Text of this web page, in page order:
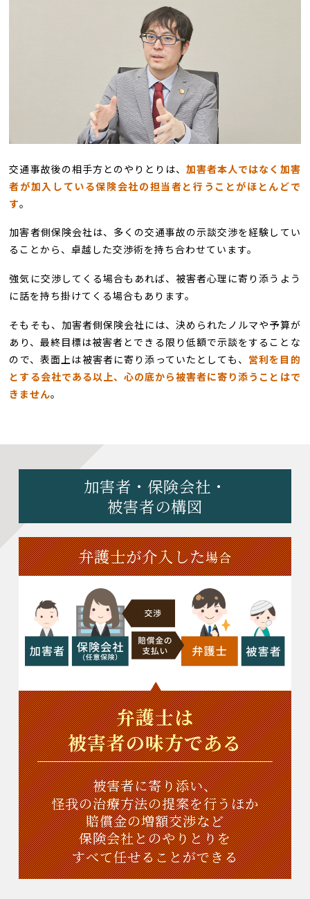
交通事故後の相手方とのやりとりは、加害者本人ではなく加害
者が加入している保険会社の担当者と行うことがほとんどで
す。
加害者側保険会社は、多くの交通事故の示談交渉を経験してい
ることから、卓越した交渉術を持ち合わせています。
強気に交渉してくる場合もあれば、被害者心理に寄り添うよう
に話を持ち掛けてくる場合もあります。
そもそも、加害者側保険会社には、決められたノルマや予算が
あり、最終目標は被害者とできる限り低額で示談をすることな
ので、表面上は被害者に寄り添っていたとしても、 営利を目的
とする会社である以上、心の底から被害者に寄り添うことはで
きません。
加害者・保険会社・
被害者の構図
弁護士が介入した場合
弁護士は
被害者の味方である
被害者に寄り添い、
怪我の治療方法の提案を行うほか
賠償金の増額交渉など
保険会社とのやりとりを
すべて任せることができる